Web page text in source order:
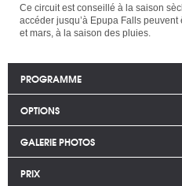
Ce circuit est conseillé à la saison
accéder jusqu’à Epupa Falls
et mars, à la saison des pluies.
PROGRAMME
OPTIONS
GALERIE PHOTOS
PRIX